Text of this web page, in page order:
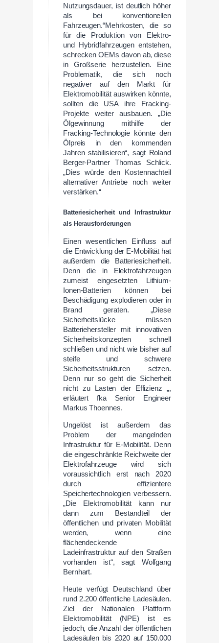
Nutzungsdauer, ist deutlich höher
als bei konventionellen
Fahrzeugen.“Mehrkosten, die so
für die Produktion von Elektro-
und Hybridfahrzeugen entstehen,
schrecken OEMs davon ab, diese
in Großserie herzustellen. Eine
Problematik, die sich noch
negativer auf den Markt für
Elektromobilität auswirken könnte,
sollten die USA ihre Fracking-
Projekte weiter ausbauen. „Die
Ölgewinnung mithilfe der
Fracking-Technologie könnte den
Ölpreis in den kommenden
Jahren stabilisieren“, sagt Roland
Berger-Partner Thomas Schlick.
„Dies würde den Kostennachteil
alternativer Antriebe noch weiter
verstärken.“
Batteriesicherheit und Infrastruktur
als Herausforderungen
Einen wesentlichen Einfluss auf
die Entwicklung der E-Mobilität hat
außerdem die Batteriesicherheit.
Denn die in Elektrofahrzeugen
zumeist eingesetzten Lithium-
Ionen-Batterien können bei
Beschädigung explodieren oder in
Brand geraten. „Diese
Sicherheitslücke müssen
Batteriehersteller mit innovativen
Sicherheitskonzepten schnell
schließen und nicht wie bisher auf
steife und schwere
Sicherheitsstrukturen setzen.
Denn nur so geht die Sicherheit
nicht zu Lasten der Effizienz „,
erläutert fka Senior Engineer
Markus Thoennes.
Ungelöst ist außerdem das
Problem der mangelnden
Infrastruktur für E-Mobilität. Denn
die eingeschränkte Reichweite der
Elektrofahrzeuge wird sich
voraussichtlich erst nach 2020
durch effizientere
Speichertechnologien verbessern.
„Die Elektromobilität kann nur
dann zum Bestandteil der
öffentlichen und privaten Mobilität
werden, wenn eine
flächendeckende
Ladeinfrastruktur auf den Straßen
vorhanden ist“, sagt Wolfgang
Bernhart.
Heute verfügt Deutschland über
rund 2.200 öffentliche Ladesäulen.
Ziel der Nationalen Plattform
Elektromobilität (NPE) ist es
jedoch, die Anzahl der öffentlichen
Ladesäulen bis 2020 auf 150.000